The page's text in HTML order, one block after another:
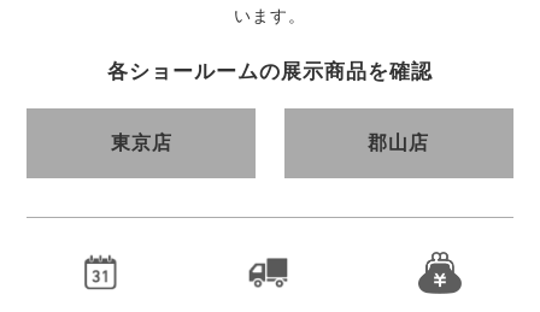
います。
各ショールームの展示商品を確認
東京店 郡山店